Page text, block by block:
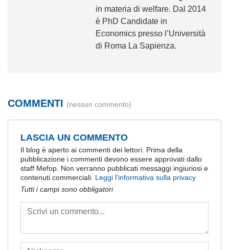
in materia di welfare. Dal 2014
è PhD Candidate in
Economics presso l’Università
di Roma La Sapienza.
COMMENTI (nessun commento)
LASCIA UN COMMENTO
Il blog è aperto ai commenti dei lettori. Prima della
pubblicazione i commenti devono essere approvati dallo
staff Mefop. Non verranno pubblicati messaggi ingiuriosi e
contenuti commerciali. Leggi l'informativa sulla privacy
Tutti i campi sono obbligatori